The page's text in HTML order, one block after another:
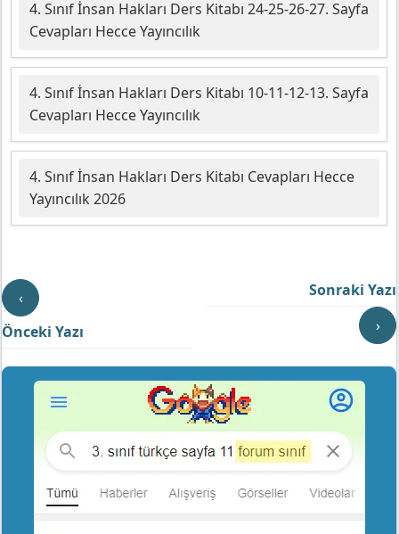
4. Sınıf İnsan Hakları Ders Kitabı 24-25-26-27. Sayfa
Cevapları Hecce Yayıncılık
4. Sınıf İnsan Hakları Ders Kitabı 10-11-12-13. Sayfa
Cevapları Hecce Yayıncılık
4. Sınıf İnsan Hakları Ders Kitabı Cevapları Hecce
Yayıncılık 2026
‹
Önceki Yazı
Sonraki Yazı
›